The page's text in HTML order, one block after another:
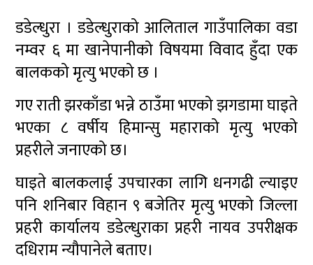
डडेल्धुरा । डडेल्धुराको आलिताल गाउँपालिका वडा
नम्वर ६ मा खानेपानीको विषयमा विवाद हुँदा एक
बालकको मृत्यु भएको छ ।
गए राती झरकाँडा भन्ने ठाउँमा भएको झगडामा घाइते
भएका ८ वर्षीय हिमान्सु महाराको मृत्यु भएको
प्रहरीले जनाएको छ।
घाइते बालकलाई उपचारका लागि धनगढी ल्याइए
पनि शनिबार विहान ९ बजेतिर मृत्यु भएको जिल्ला
प्रहरी कार्यालय डडेल्धुराका प्रहरी नायव उपरीक्षक
दधिराम न्यौपानेले बताए।